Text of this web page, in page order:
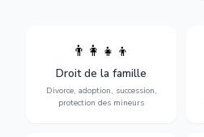
👨‍👩‍👧‍👦
Droit de la famille
Divorce, adoption, succession,
protection des mineurs
Divorce, garde d'enfants,
adoption, succession et
protection des personnes
vulnérables.